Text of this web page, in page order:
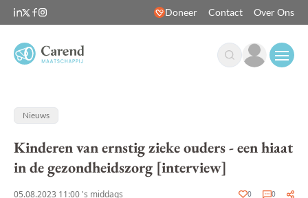
Doneer Contact Over Ons
Nieuws
Kinderen van ernstig zieke ouders - een hiaat
in de gezondheidszorg [interview]
05.08.2023 11:00 's middags 0 0